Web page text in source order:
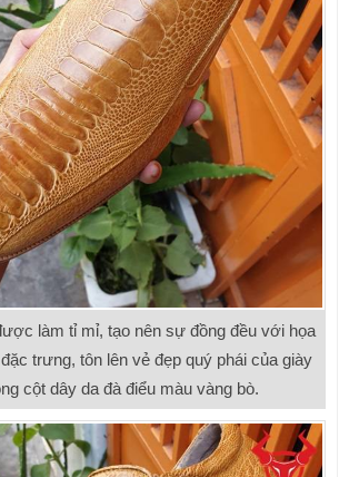
làm tỉ mỉ, tạo nên sự đồng đều với họa
trưng, tôn lên vẻ đẹp quý phái của giày
cột dây da đà điểu màu vàng bò.